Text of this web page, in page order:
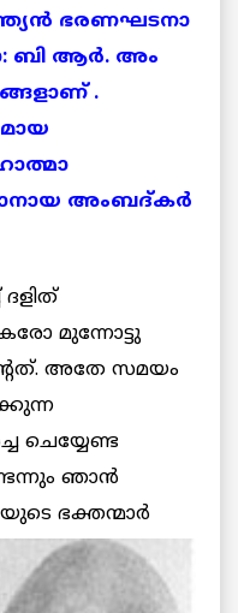
ഭരണഘടനാ
ബി ആര്‍. അം
.
അംബദ്കര്‍
ദളിത്‌
മുന്നോട്ടു
അതേ സമയം
ചെയ്യേണ്ട
ഞാന്‍
ഭക്തന്മാര്‍